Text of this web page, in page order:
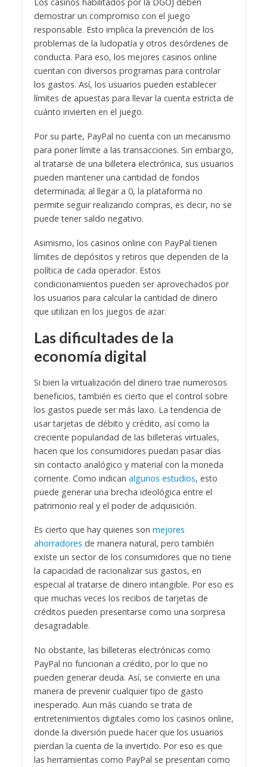
demostrar un compromiso con el juego
responsable. Esto implica la prevención de los
problemas de la ludopatía y otros desórdenes de
conducta. Para eso, los mejores casinos online
cuentan con diversos programas para controlar
los gastos. Así, los usuarios pueden establecer
límites de apuestas para llevar la cuenta estricta de
cuánto invierten en el juego.
Por su parte, PayPal no cuenta con un mecanismo
para poner límite a las transacciones. Sin embargo,
al tratarse de una billetera electrónica, sus usuarios
pueden mantener una cantidad de fondos
determinada; al llegar a 0, la plataforma no
permite seguir realizando compras, es decir, no se
puede tener saldo negativo.
Asimismo, los casinos online con PayPal tienen
límites de depósitos y retiros que dependen de la
política de cada operador. Estos
condicionamientos pueden ser aprovechados por
los usuarios para calcular la cantidad de dinero
que utilizan en los juegos de azar.
Las dificultades de la
economía digital
Si bien la virtualización del dinero trae numerosos
beneficios, también es cierto que el control sobre
los gastos puede ser más laxo. La tendencia de
usar tarjetas de débito y crédito, así como la
creciente popularidad de las billeteras virtuales,
hacen que los consumidores puedan pasar días
sin contacto analógico y material con la moneda
corriente. Como indican algunos estudios, esto
puede generar una brecha ideológica entre el
patrimonio real y el poder de adquisición.
Es cierto que hay quienes son mejores
ahorradores de manera natural, pero también
existe un sector de los consumidores que no tiene
la capacidad de racionalizar sus gastos, en
especial al tratarse de dinero intangible. Por eso es
que muchas veces los recibos de tarjetas de
créditos pueden presentarse como una sorpresa
desagradable.
No obstante, las billeteras electrónicas como
PayPal no funcionan a crédito, por lo que no
pueden generar deuda. Así, se convierte en una
manera de prevenir cualquier tipo de gasto
inesperado. Aun más cuando se trata de
entretenimientos digitales como los casinos online,
donde la diversión puede hacer que los usuarios
pierdan la cuenta de la invertido. Por eso es que
las herramientas como PayPal se presentan como